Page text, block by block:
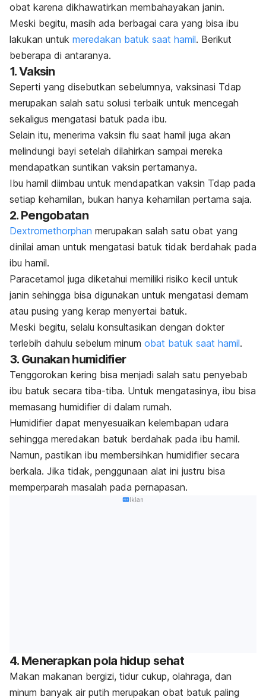
obat karena dikhawatirkan membahayakan janin.
Meski begitu, masih ada berbagai cara yang bisa ibu
lakukan untuk meredakan batuk saat hamil. Berikut
beberapa di antaranya.
1. Vaksin
Seperti yang disebutkan sebelumnya, vaksinasi Tdap
merupakan salah satu solusi terbaik untuk mencegah
sekaligus mengatasi batuk pada ibu.
Selain itu, menerima vaksin flu saat hamil juga akan
melindungi bayi setelah dilahirkan sampai mereka
mendapatkan suntikan vaksin pertamanya.
Ibu hamil diimbau untuk mendapatkan vaksin Tdap pada
setiap kehamilan, bukan hanya kehamilan pertama saja.
2. Pengobatan
Dextromethorphan merupakan salah satu obat yang
dinilai aman untuk mengatasi batuk tidak berdahak pada
ibu hamil.
Paracetamol juga diketahui memiliki risiko kecil untuk
janin sehingga bisa digunakan untuk mengatasi demam
atau pusing yang kerap menyertai batuk.
Meski begitu, selalu konsultasikan dengan dokter
terlebih dahulu sebelum minum obat batuk saat hamil.
3. Gunakan humidifier
Tenggorokan kering bisa menjadi salah satu penyebab
ibu batuk secara tiba-tiba. Untuk mengatasinya, ibu bisa
memasang humidifier di dalam rumah.
Humidifier dapat menyesuaikan kelembapan udara
sehingga meredakan batuk berdahak pada ibu hamil.
Namun, pastikan ibu membersihkan humidifier secara
berkala. Jika tidak, penggunaan alat ini justru bisa
memperparah masalah pada pernapasan.
Iklan
4. Menerapkan pola hidup sehat
Makan makanan bergizi, tidur cukup, olahraga, dan
minum banyak air putih merupakan obat batuk paling